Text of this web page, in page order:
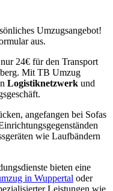
Umzugsangebot!
aus.
24€ für den Transport
Mit TB Umzug
Logistiknetzwerk und
angefangen bei Sofas
wie Laufbändern
bieten eine
in Wuppertal oder
Leistungen wie